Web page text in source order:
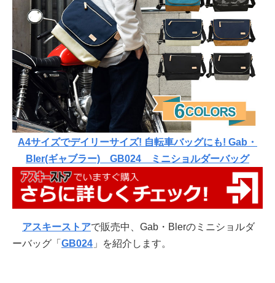
A4サイズでデイリーサイズ! 自転車バッグにも! Gab・
Bler(ギャブラー) GB024 ミニショルダーバッグ
アスキーストアで販売中、Gab・Blerのミニショルダ
ーバッグ「 GB024 」を紹介します。